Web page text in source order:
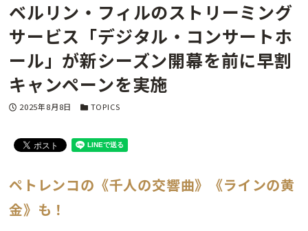
ベルリン・フィルのストリーミング
サービス「デジタル・コンサートホ
ール」が新シーズン開幕を前に早割
キャンペーンを実施
投稿日
2025年8月8日 カテゴリー
TOPICS
ペトレンコの《千人の交響曲》
《ラインの黄
金》も！